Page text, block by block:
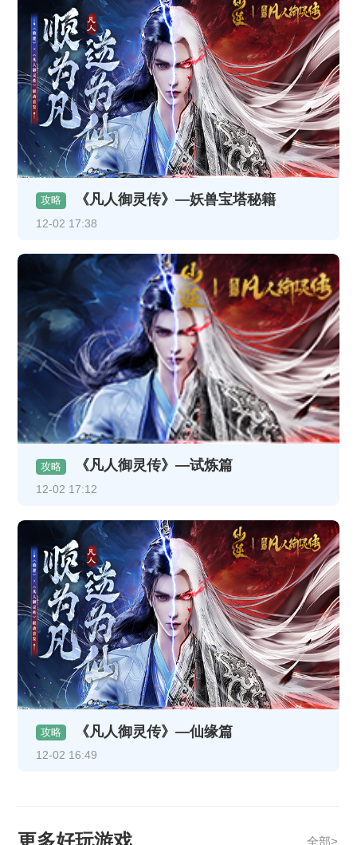
攻略 《凡人御灵传》—妖兽宝塔秘籍
12-02 17:38
攻略 《凡人御灵传》—试炼篇
12-02 17:12
攻略 《凡人御灵传》—仙缘篇
12-02 16:49
全部>